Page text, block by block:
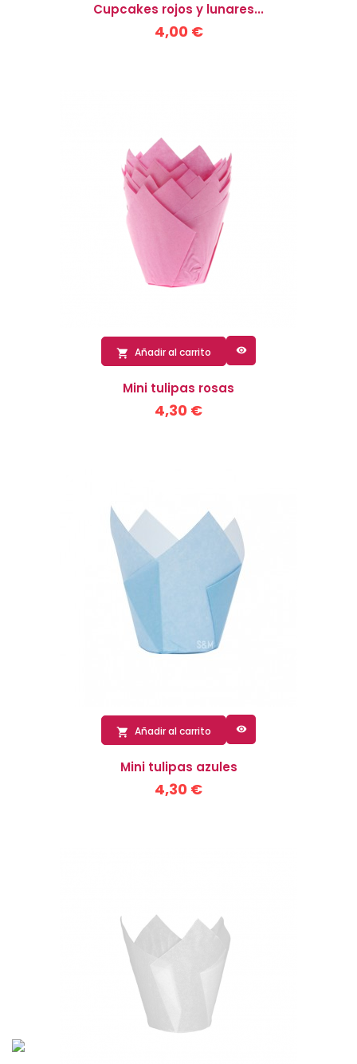
Cupcakes rojos y lunares...
4,00 €
 Añadir al carrito 
Mini tulipas rosas
4,30 €
 Añadir al carrito 
Mini tulipas azules
4,30 €